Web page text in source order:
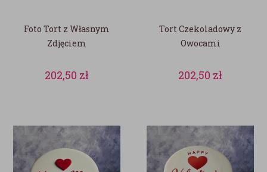
Foto Tort z Własnym
Zdjęciem
202,50 zł
Tort Czekoladowy z
Owocami
202,50 zł